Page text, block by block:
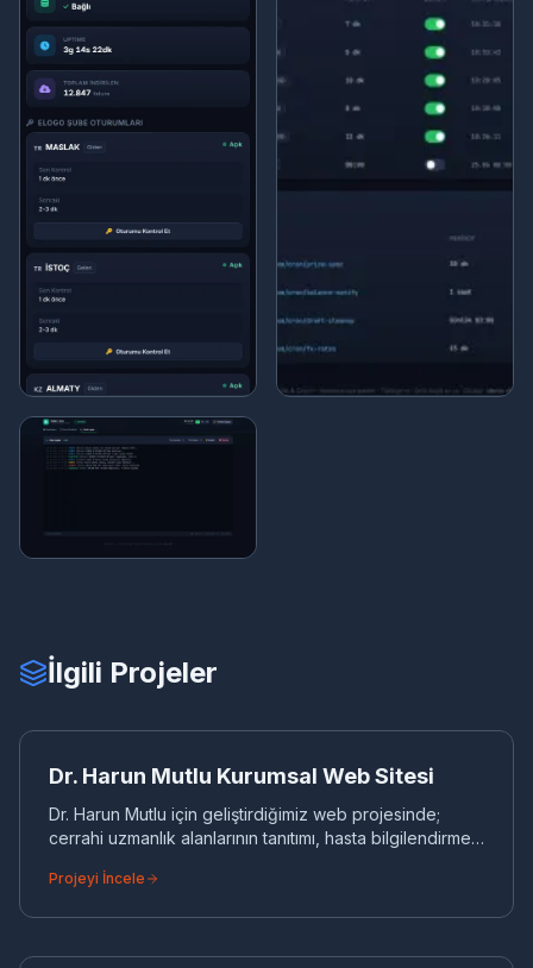
İlgili Projeler
DR
Dr. Harun Mutlu Kurumsal Web Sitesi
Dr. Harun Mutlu için geliştirdiğimiz web projesinde;
cerrahi uzmanlık alanlarının tanıtımı, hasta bilgilendirme
Projeyi İncele
PR